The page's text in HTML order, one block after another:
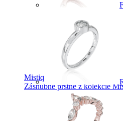
Mistique Love
Zásnubné prstne z kolekcie